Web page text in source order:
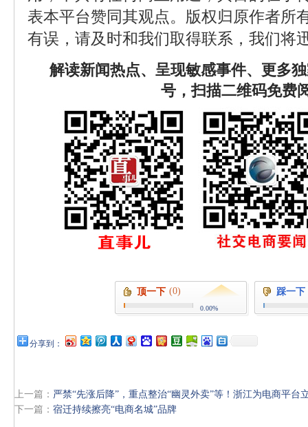
表本平台赞同其观点。版权归原作者所
有误，请及时和我们取得联系，我们将
解读新闻热点、呈现敏感事件、更多
号，扫描二维码免费
顶一下 (0)
0.00%
踩一下
分享到：
上一篇： 严禁“先涨后降”，重点整治“幽灵外卖”等！浙江为电商平台
下一篇： 宿迁持续擦亮“电商名城”品牌